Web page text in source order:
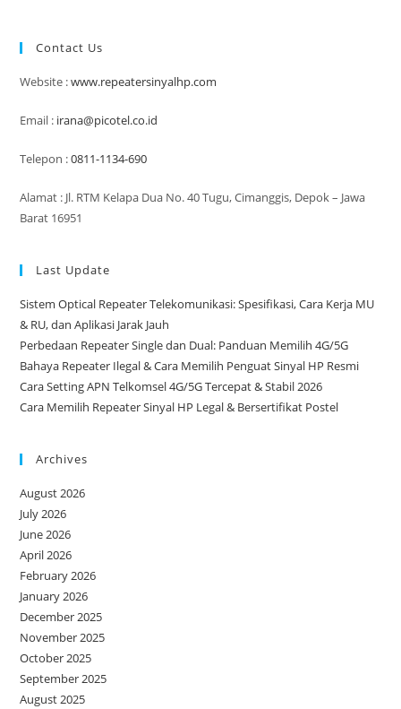
Contact Us
Website :www.repeatersinyalhp.com
Email : irana@picotel.co.id
Telepon :0811-1134-690
Alamat : Jl. RTM Kelapa Dua No. 40 Tugu, Cimanggis, Depok – Jawa
Barat 16951
Last Update
Sistem Optical Repeater Telekomunikasi: Spesifikasi, Cara Kerja MU
& RU, dan Aplikasi Jarak Jauh
Perbedaan Repeater Single dan Dual: Panduan Memilih 4G/5G
Bahaya Repeater Ilegal & Cara Memilih Penguat Sinyal HP Resmi
Cara Setting APN Telkomsel 4G/5G Tercepat & Stabil 2026
Cara Memilih Repeater Sinyal HP Legal & Bersertifikat Postel
Archives
August 2026
July 2026
June 2026
April 2026
February 2026
January 2026
December 2025
November 2025
October 2025
September 2025
August 2025